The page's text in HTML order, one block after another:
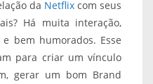
da Netflixcom seus
Há muita interação,
bem humorados. Esse
para criar um vínculo
gerar um bom Brand